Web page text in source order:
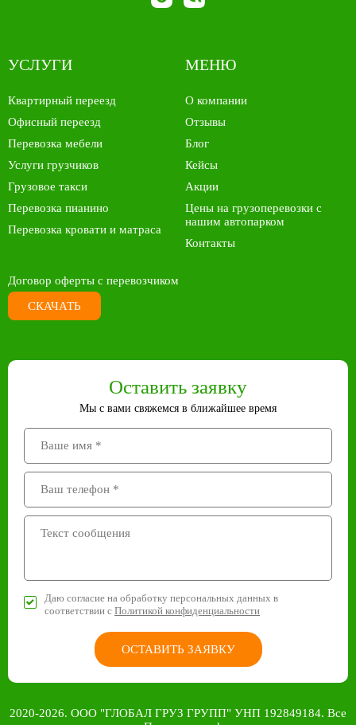
УСЛУГИ
Квартирный переезд
Офисный переезд
Перевозка мебели
Услуги грузчиков
Грузовое такси
Перевозка пианино
Перевозка кровати и матраса
МЕНЮ
О компании
Отзывы
Блог
Кейсы
Акции
Цены на грузоперевозки с
нашим автопарком
Контакты
Договор оферты с перевозчиком
СКАЧАТЬ
Оставить заявку
Мы с вами свяжемся в ближайшее время
Даю согласие на обработку персональных данных в
соответствии с Политикой конфиденциальности
ОСТАВИТЬ ЗАЯВКУ
2020-2026. ООО "ГЛОБАЛ ГРУЗ ГРУПП" УНП 192849184. Все